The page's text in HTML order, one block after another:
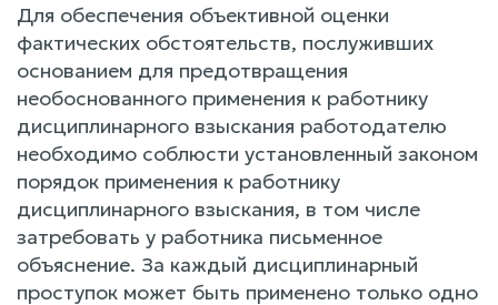
Для обеспечения объективной оценки
фактических обстоятельств, послуживших
основанием для предотвращения
необоснованного применения к работнику
дисциплинарного взыскания работодателю
необходимо соблюсти установленный законом
порядок применения к работнику
дисциплинарного взыскания, в том числе
затребовать у работника письменное
объяснение. За каждый дисциплинарный
проступок может быть применено только одно